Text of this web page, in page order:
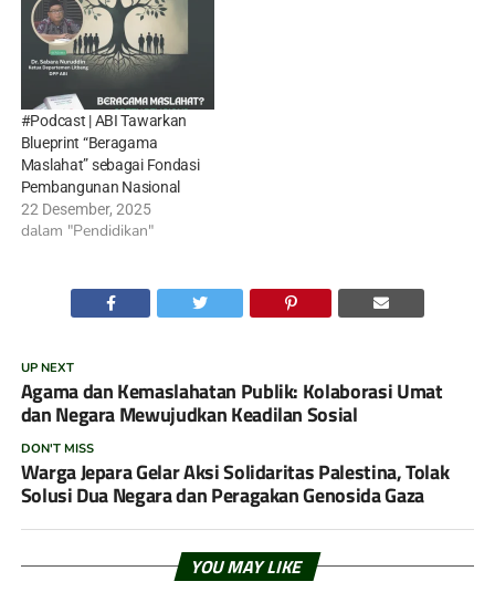
#Podcast | ABI Tawarkan
Blueprint “Beragama
Maslahat” sebagai Fondasi
Pembangunan Nasional
22 Desember, 2025
dalam "Pendidikan"
UP NEXT
Agama dan Kemaslahatan Publik: Kolaborasi Umat
dan Negara Mewujudkan Keadilan Sosial
DON'T MISS
Warga Jepara Gelar Aksi Solidaritas Palestina, Tolak
Solusi Dua Negara dan Peragakan Genosida Gaza
YOU MAY LIKE